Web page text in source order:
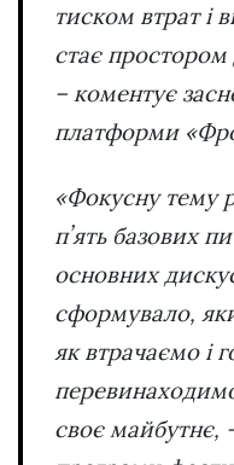
тиском втрат і
стає
– коментує
платформи
«Фокусну тему
пʼять базових
основних
сформувало,
як втрачаємо і
своє майбутнє,